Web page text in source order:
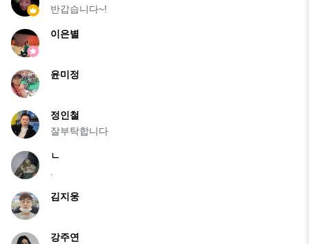
반갑습니다~!
이은별
윤미정
정인철
잘부탁합니다
ㄴ
.
김지웅
강주연